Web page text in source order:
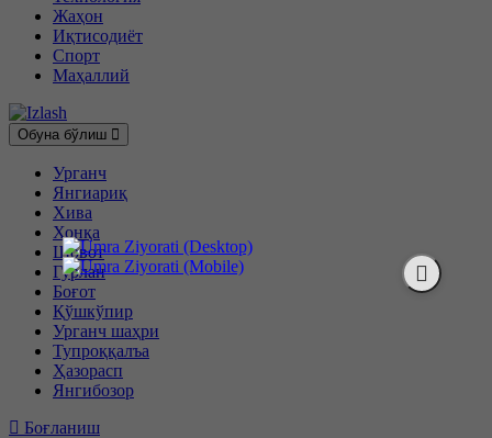
Жаҳон
Иқтисодиёт
Спорт
Маҳаллий
Обуна бўлиш
Урганч
Янгиариқ
Хива
Хонқа
Шовот
Гурлан
Боғот
Қўшкўпир
Урганч шаҳри
Тупроққалъа
Ҳазорасп
Янгибозор
Боғланиш